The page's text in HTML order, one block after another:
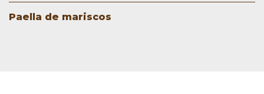
Paella de mariscos